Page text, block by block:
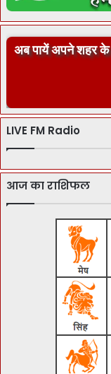
अब पायें अपने शहर के
LIVE FM Radio
आज का राशिफल